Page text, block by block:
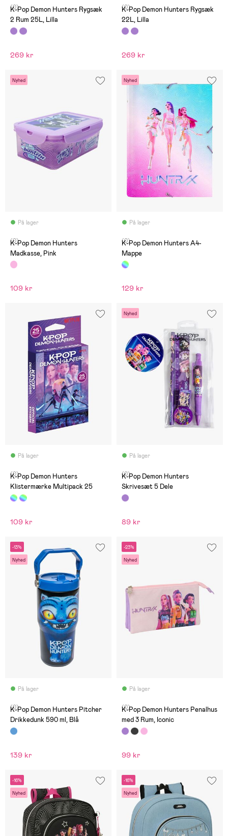
(0)
K-Pop Demon Hunters Rygsæk
2 Rum 25L, Lilla
269 kr
(0)
K-Pop Demon Hunters Rygsæk
22L, Lilla
269 kr
Nyhed
På lager
(0)
K-Pop Demon Hunters
Madkasse, Pink
109 kr
Nyhed
På lager
(0)
K-Pop Demon Hunters A4-
Mappe
129 kr
På lager
(0)
K-Pop Demon Hunters
Klistermærke Multipack 25
109 kr
Nyhed
På lager
(0)
K-Pop Demon Hunters
Skrivesæt 5 Dele
89 kr
-13%
Nyhed
På lager
(0)
K-Pop Demon Hunters Pitcher
Drikkedunk 590 ml, Blå
139 kr
-23%
Nyhed
På lager
(0)
K-Pop Demon Hunters Penalhus
med 3 Rum, Iconic
99 kr
-16%
Nyhed
-16%
Nyhed